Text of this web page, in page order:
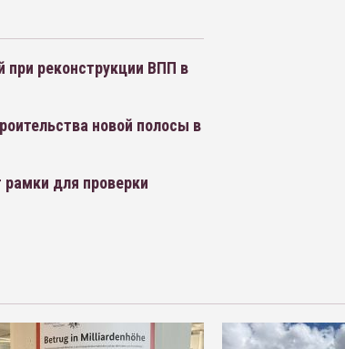
при реконструкции ВПП в
новой полосы в
для проверки